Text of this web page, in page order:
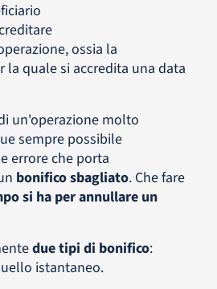
ossia la
la quale si accredita una data
un'operazione molto
sempre possibile
errore che porta
bonifico sbagliato. Che fare
si ha per annullare un
due tipi di bonifico:
istantaneo.